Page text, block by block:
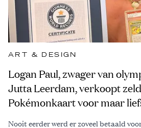
ART & DESIGN
Logan Paul, zwager van
Jutta Leerdam, verkoopt
Pokémonkaart voor maar
Nooit eerder werd er zoveel betaald